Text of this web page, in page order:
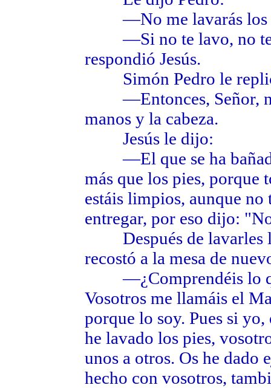
—No me lavarás los
—Si no te lavo, no
respondió Jesús.
Simón Pedro le
—Entonces, Señor, no
manos y la cabeza.
Jesús le dijo:
—El que se ha bañado
más que los pies, porque
estáis limpios, aunque
entregar, por eso dijo:
Después de lavarles
recostó a la mesa de
—¿Comprendéis lo
Vosotros me llamáis el
porque lo soy. Pues si
he lavado los pies,
unos a otros. Os he dado
hecho con vosotros,